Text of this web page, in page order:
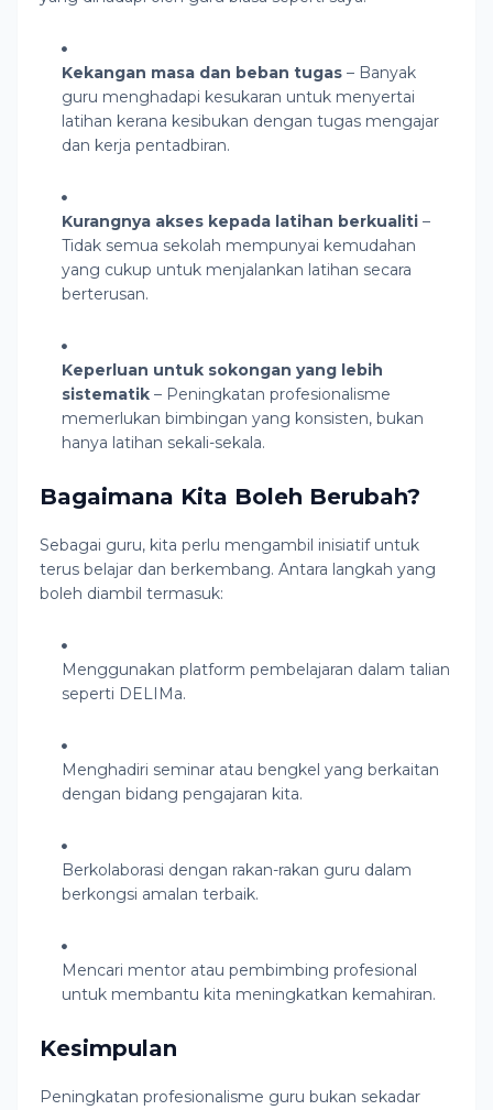
Kekangan masa dan beban tugas – Banyak
guru menghadapi kesukaran untuk menyertai
latihan kerana kesibukan dengan tugas mengajar
dan kerja pentadbiran.
Kurangnya akses kepada latihan berkualiti –
Tidak semua sekolah mempunyai kemudahan
yang cukup untuk menjalankan latihan secara
berterusan.
Keperluan untuk sokongan yang lebih
sistematik – Peningkatan profesionalisme
memerlukan bimbingan yang konsisten, bukan
hanya latihan sekali-sekala.
Bagaimana Kita Boleh Berubah?
Sebagai guru, kita perlu mengambil inisiatif untuk
terus belajar dan berkembang. Antara langkah yang
boleh diambil termasuk:
Menggunakan platform pembelajaran dalam talian
seperti DELIMa.
Menghadiri seminar atau bengkel yang berkaitan
dengan bidang pengajaran kita.
Berkolaborasi dengan rakan-rakan guru dalam
berkongsi amalan terbaik.
Mencari mentor atau pembimbing profesional
untuk membantu kita meningkatkan kemahiran.
Kesimpulan
Peningkatan profesionalisme guru bukan sekadar